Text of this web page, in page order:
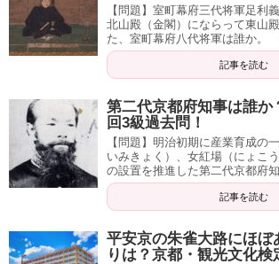
【問題】室町幕府三代将軍足利
北山殿（金閣）にならって東山
た、室町幕府八代将軍は誰か。
記事を読む
第二代京都府知事は誰か
回3級過去問！
【問題】明治初期に産業育成の
いみきょく）、女紅場（にょこ
の設置を推進した第二代京都府
記事を読む
平安京の朱雀大路にほぼ
りは？京都・観光文化検